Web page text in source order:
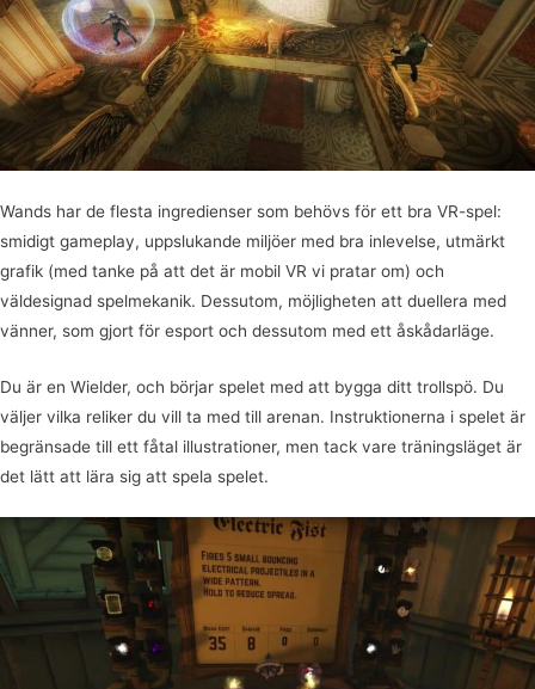
Wands har de flesta ingredienser som behövs för ett bra VR-spel:
smidigt gameplay, uppslukande miljöer med bra inlevelse, utmärkt
grafik (med tanke på att det är mobil VR vi pratar om) och
väldesignad spelmekanik. Dessutom, möjligheten att duellera med
vänner, som gjort för esport och dessutom med ett åskådarläge.
Du är en Wielder, och börjar spelet med att bygga ditt trollspö. Du
väljer vilka reliker du vill ta med till arenan. Instruktionerna i spelet är
begränsade till ett fåtal illustrationer, men tack vare träningsläget är
det lätt att lära sig att spela spelet.